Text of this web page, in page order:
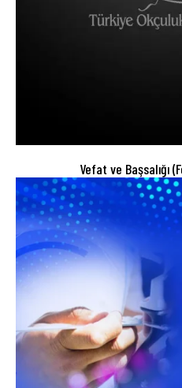
Vefat ve Başsalığı